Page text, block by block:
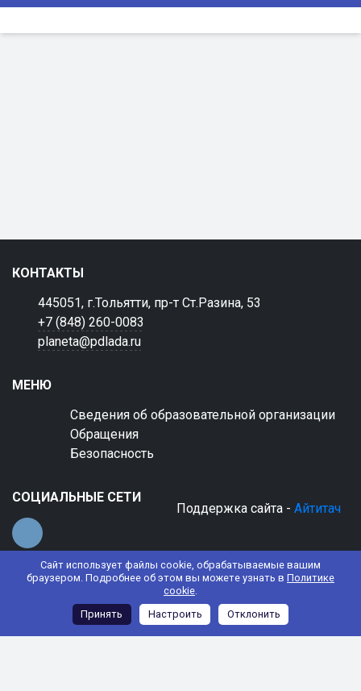
Сайт использует файлы cookie, обрабатываемые вашим
браузером. Подробнее об этом вы можете узнать в Политике
cookie.
Принять
Настроить Отклонить
КОНТАКТЫ
445051, г.Тольятти, пр-т Ст.Разина, 53
+7 (848) 260-0083
planeta@pdlada.ru
МЕНЮ
Сведения об образовательной организации
Обращения
Безопасность
СОЦИАЛЬНЫЕ СЕТИ
Поддержка сайта - Айтитач
© 2022 АНО ДО "Планета детства "Лада"